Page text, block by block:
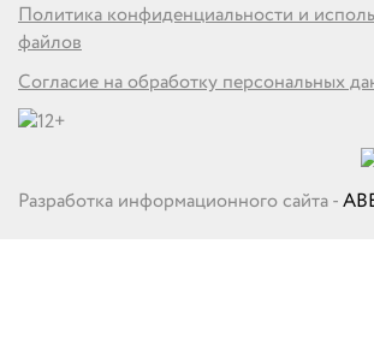
Политика конфиденциальности и
файлов
Согласие на обработку персональных
Разработка информационного сайта -